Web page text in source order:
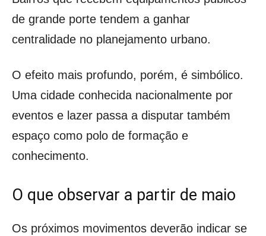
de grande porte tendem a ganhar
centralidade no planejamento urbano.
O efeito mais profundo, porém, é simbólico.
Uma cidade conhecida nacionalmente por
eventos e lazer passa a disputar também
espaço como polo de formação e
conhecimento.
O que observar a partir de maio
Os próximos movimentos deverão indicar se